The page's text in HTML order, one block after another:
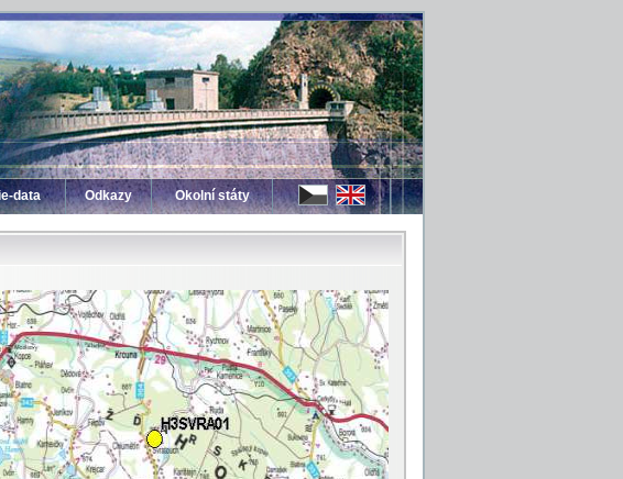
data Odkazy Okolní státy